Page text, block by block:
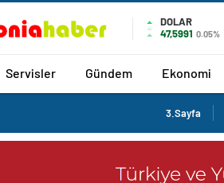
DOLAR
47,5991 0.05%
Servisler Gündem Ekonomi
3.Sayfa